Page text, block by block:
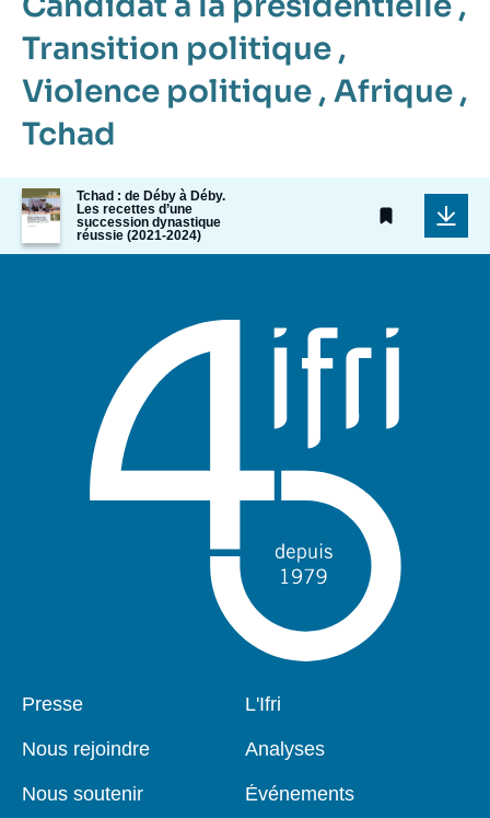
Transition politique ,
Violence politique , Afrique ,
Tchad
Image
de
couverture
de
Tchad : de Déby à Déby.
Les recettes d’une
succession dynastique
réussie (2021-2024)
Pied
Presse
Nous rejoindre
Nous soutenir
Navigation
L'Ifri
Analyses
Événements